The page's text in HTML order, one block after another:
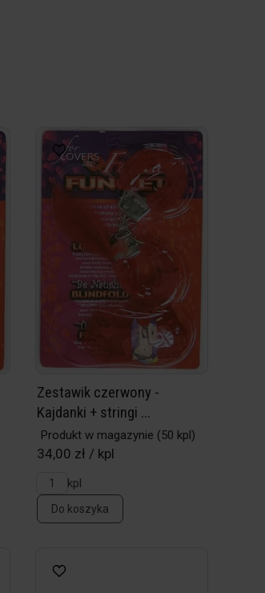
Zestawik czerwony -
Kajdanki + stringi ...
Produkt w magazynie (50 kpl)
34,00 zł / kpl
kpl
Do koszyka